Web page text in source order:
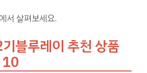
서 살펴보세요.
블루레이 추천 상품
10